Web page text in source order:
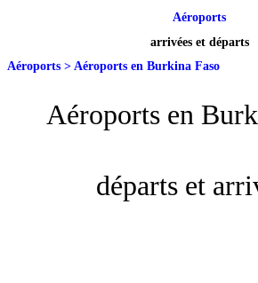
Aéroports
arrivées et départs
Aéroports > Aéroports en Burkina Faso
Aéroports en
départs et